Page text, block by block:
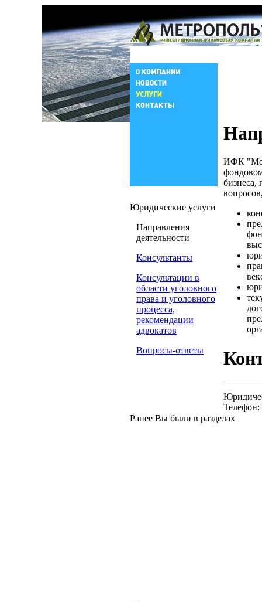
Юридические услуги
Направления
деятельности
Консультанты
Консультации в
области уголовного
права и уголовного
процесса,
рекомендации
адвокатов
Вопросы-ответы
ИФК
бизнеса,
Телефон:
Ранее Вы были в разделах